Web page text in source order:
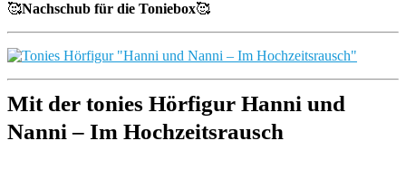
🥰Nachschub für die Toniebox🥰
Mit der tonies Hörfigur Hanni und
Nanni – Im Hochzeitsrausch